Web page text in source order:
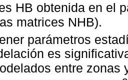
HB obtenida en el
matrices NHB).
parámetros
es
entre zonas